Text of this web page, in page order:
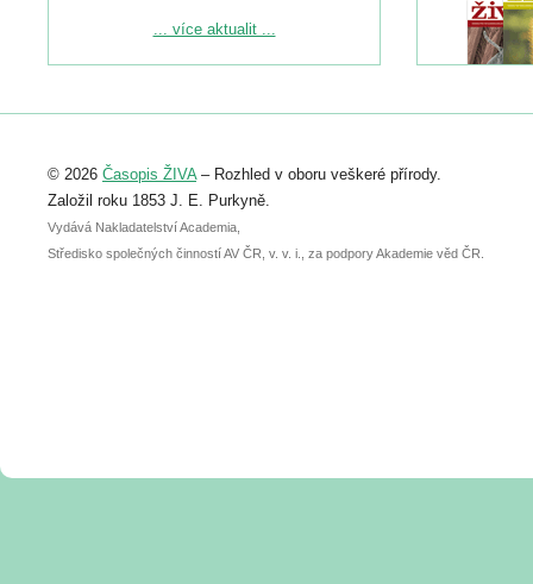
Podrobnější informace ke konferenci
Registrovat se můžete do 6. září.
abstraktu přihlášené přednášky nebo
posteru je už 30. června.
... více aktualit ...
© 2026 Časopis ŽIVA– Rozhled v oboru veškeré přírody.
Založil roku 1853 J. E. Purkyně.
Vydává Nakladatelství Academia,
Středisko společných činností AV ČR, v. v. i., za podpory Akademie věd ČR.